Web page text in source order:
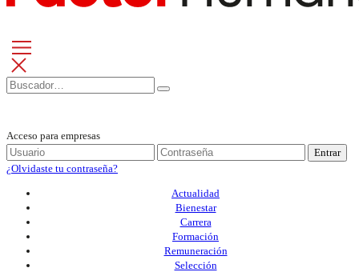
Acceso para empresas
Entrar
¿Olvidaste tu contraseña?
Actualidad
Bienestar
Carrera
Formación
Remuneración
Selección